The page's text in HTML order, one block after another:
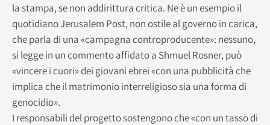
la stampa, se non addirittura critica. Ne è un esempio il
quotidiano Jerusalem Post, non ostile al governo in carica,
che parla di una «campagna controproducente»: nessuno,
si legge in un commento affidato a Shmuel Rosner, può
«vincere i cuori» dei giovani ebrei «con una pubblicità che
implica che il matrimonio interreligioso sia una forma di
genocidio».
I responsabili del progetto sostengono che «con un tasso di